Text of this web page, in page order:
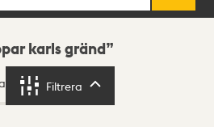
karls gränd
Filtrera